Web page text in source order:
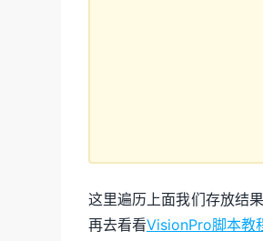
这里遍历上面我们存放结
再去看看VisionPro脚本